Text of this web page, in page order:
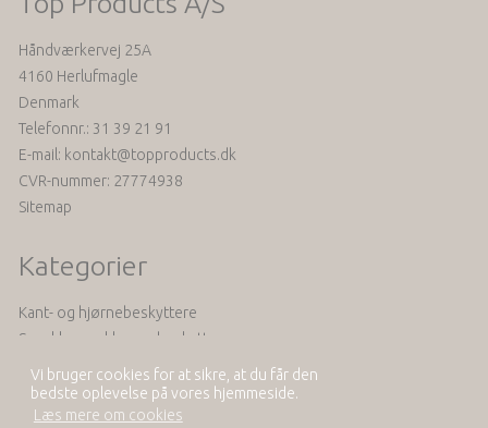
Vi bruger cookies for at sikre, at du får den
bedste oplevelse på vores hjemmeside.
Læs mere om cookies
Håndværkervej 25A
4160 Herlufmagle
Denmark
Telefonnr.: 31 39 21 91
E-mail : kontakt@topproducts.dk
CVR-nummer: 27774938
Sitemap
Kategorier
Kant- og hjørnebeskyttere
Smække- og klemmebeskyttere
Seler og tilbehør
Akustik
Se mere